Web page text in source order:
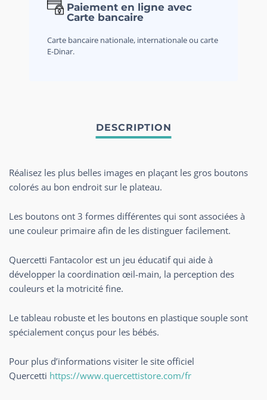
Paiement en ligne avec
Carte bancaire
Carte bancaire nationale, internationale ou carte
E-Dinar.
Réalisez les plus belles images en plaçant les gros boutons
colorés au bon endroit sur le plateau.
Les boutons ont 3 formes différentes qui sont associées à
une couleur primaire afin de les distinguer facilement.
Quercetti Fantacolor est un jeu éducatif qui aide à
développer la coordination œil-main, la perception des
couleurs et la motricité fine.
Le tableau robuste et les boutons en plastique souple sont
spécialement conçus pour les bébés.
Pour plus d’informations visiter le site officiel
Quercetti https://www.quercettistore.com/fr